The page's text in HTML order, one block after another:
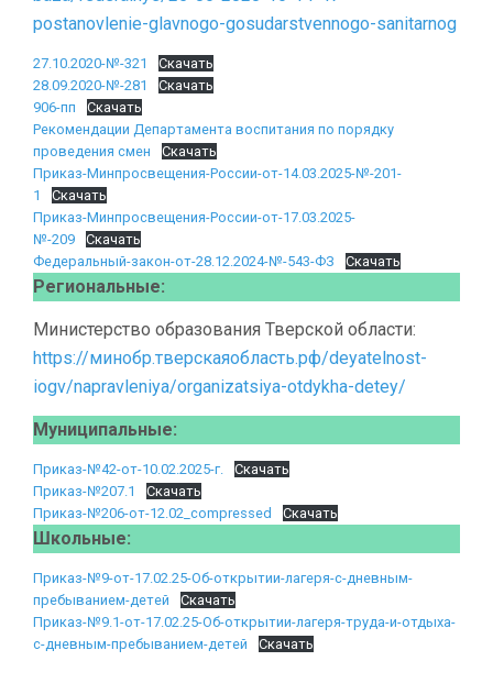
postanovlenie-glavnogo-gosudarstvennogo-sanitarnog
27.10.2020-№-321
Скачать
28.09.2020-№-281
Скачать
906-пп
Скачать
Рекомендации Департамента воспитания по порядку
проведения смен
Скачать
Приказ-Минпросвещения-России-от-14.03.2025-№-201-
1
Скачать
Приказ-Минпросвещения-России-от-17.03.2025-
№-209
Скачать
Федеральный-закон-от-28.12.2024-№-543-ФЗ
Скачать
Региональные:
Министерство образования Тверской области:
https://минобр.тверскаяобласть.рф/deyatelnost-
iogv/napravleniya/organizatsiya-otdykha-detey/
Муниципальные:
Приказ-№42-от-10.02.2025-г.
Скачать
Приказ-№207.1
Скачать
Приказ-№206-от-12.02_compressed
Скачать
Школьные:
Приказ-№9-от-17.02.25-Об-открытии-лагеря-с-дневным-
пребыванием-детей
Скачать
Приказ-№9.1-от-17.02.25-Об-открытии-лагеря-труда-и-отдыха-
с-дневным-пребыванием-детей
Скачать